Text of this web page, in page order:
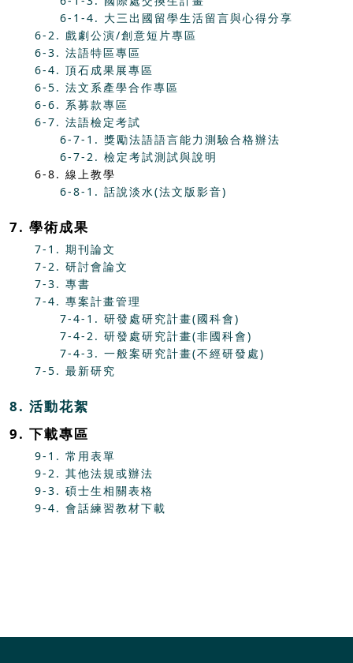
6-1-4. 大三出國留學生活留言與心得分享
6-2. 戲劇公演/創意短片專區
6-3. 法語特區專區
6-4. 頂石成果展專區
6-5. 法文系產學合作專區
6-6. 系募款專區
6-7. 法語檢定考試
6-7-1. 獎勵法語語言能力測驗合格辦法
6-7-2. 檢定考試測試與說明
6-8. 線上教學
6-8-1. 話說淡水(法文版影音)
7. 學術成果
7-1. 期刊論文
7-2. 研討會論文
7-3. 專書
7-4. 專案計畫管理
7-4-1. 研發處研究計畫(國科會)
7-4-2. 研發處研究計畫(非國科會)
7-4-3. 一般案研究計畫(不經研發處)
7-5. 最新研究
8. 活動花絮
9. 下載專區
9-1. 常用表單
9-2. 其他法規或辦法
9-3. 碩士生相關表格
9-4. 會話練習教材下載